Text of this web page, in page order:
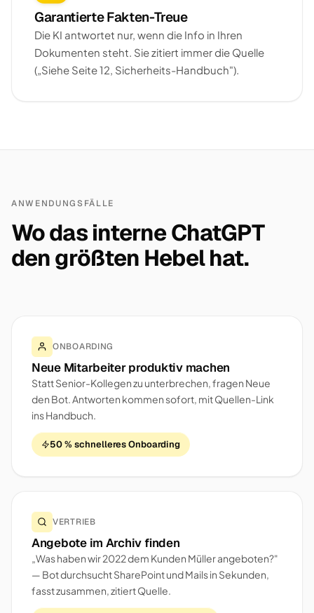
Garantierte Fakten-Treue
Die KI antwortet nur, wenn die Info in Ihren
Dokumenten steht. Sie zitiert immer die Quelle
(„Siehe Seite 12, Sicherheits-Handbuch").
ANWENDUNGSFÄLLE
Wo das interne ChatGPT
den größten Hebel hat.
ONBOARDING
Neue Mitarbeiter produktiv machen
Statt Senior-Kollegen zu unterbrechen, fragen Neue
den Bot. Antworten kommen sofort, mit Quellen-Link
ins Handbuch.
50 % schnelleres Onboarding
VERTRIEB
Angebote im Archiv finden
„Was haben wir 2022 dem Kunden Müller angeboten?"
— Bot durchsucht SharePoint und Mails in Sekunden,
fasst zusammen, zitiert Quelle.